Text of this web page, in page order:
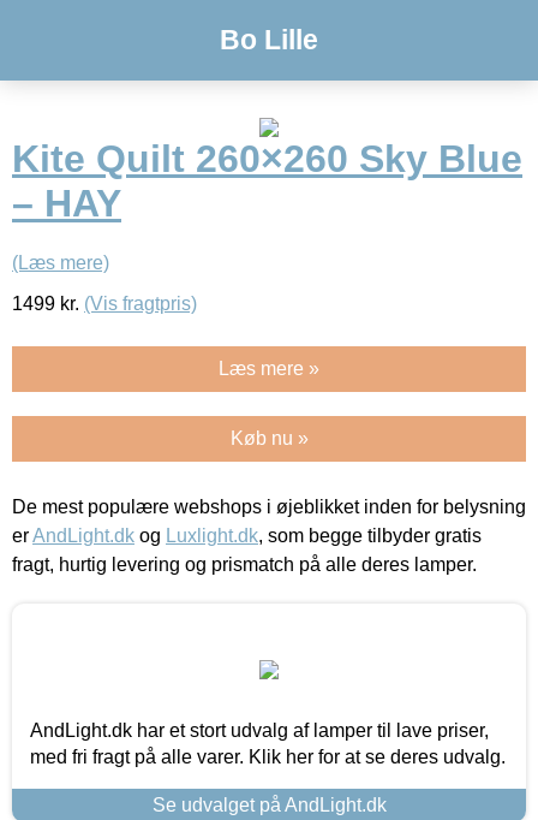
Bo Lille
Kite Quilt 260×260 Sky Blue
– HAY
(Læs mere)
1499 kr. (Vis fragtpris)
Læs mere »
Køb nu »
De mest populære webshops i øjeblikket inden for belysning
erAndLight.dk og Luxlight.dk, som begge tilbyder gratis
fragt, hurtig levering og prismatch på alle deres lamper.
AndLight.dk har et stort udvalg af lamper til lave priser,
med fri fragt på alle varer. Klik her for at se deres udvalg.
Se udvalget på AndLight.dk